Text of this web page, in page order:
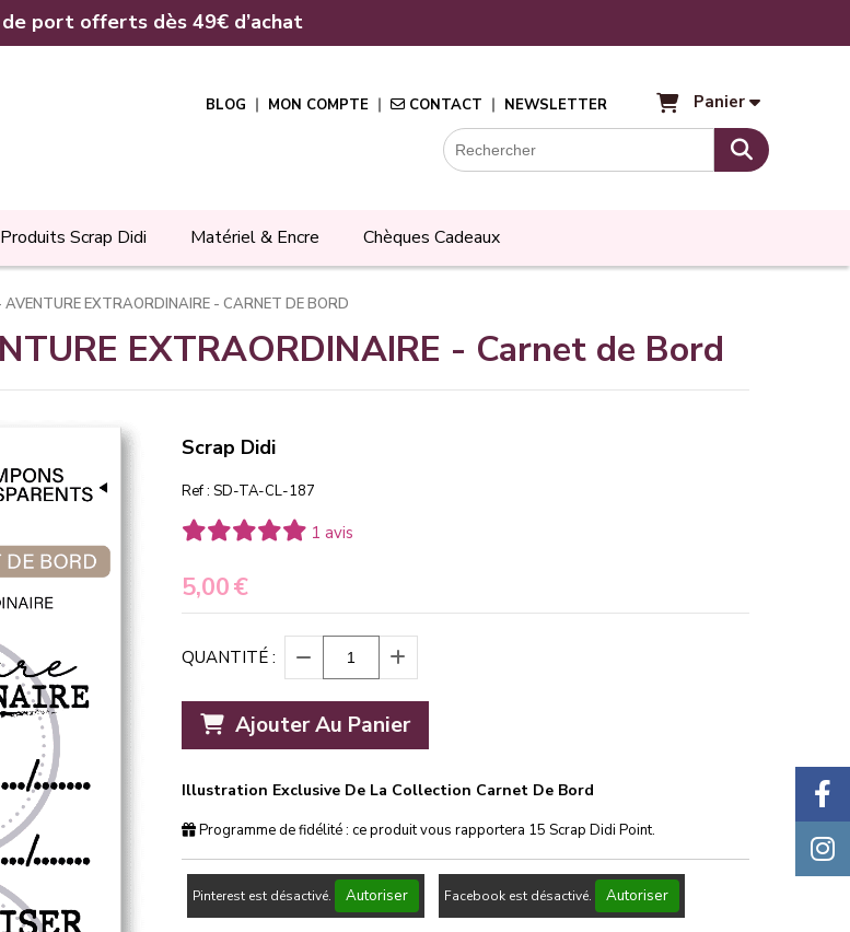
de port offerts dès 49€ d’achat
BLOG MON COMPTE CONTACT NEWSLETTER Panier
Produits Scrap Didi Matériel & Encre Chèques Cadeaux
EXTRAORDINAIRE - CARNET DE BORD
EXTRAORDINAIRE - Carnet de Bord
Scrap Didi
Ref : SD-TA-CL-187
1 avis
5,00€
QUANTITÉ :
Ajouter Au Panier
Illustration Exclusive De La Collection Carnet De Bord
Programme de fidélité : ce produit vous rapportera 15 Scrap Didi Point.
Pinterest est désactivé. Autoriser Facebook est désactivé. Autoriser